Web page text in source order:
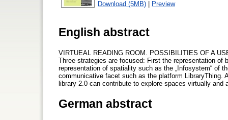
Download (5MB) | Preview
English abstract
VIRTUEAL READING ROOM. POSSIBILITIES OF A
Three strategies are focused: First the representation
representation of spatiality such as the „Infosystem“ of
communicative facet such as the platform LibraryThing.
library 2.0 can contribute to explore spaces virtually and
German abstract